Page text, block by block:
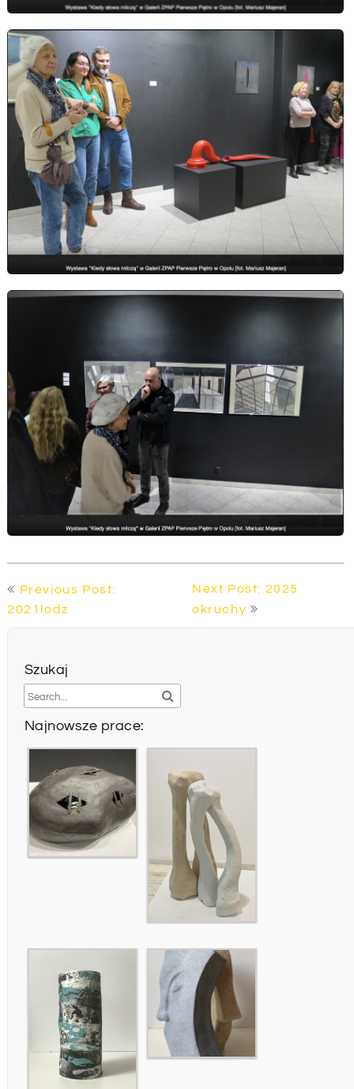
Nawigacja
wpisu
Previous Post:
2021lodz
Next Post: 2025
okruchy
Szukaj
Najnowsze prace: